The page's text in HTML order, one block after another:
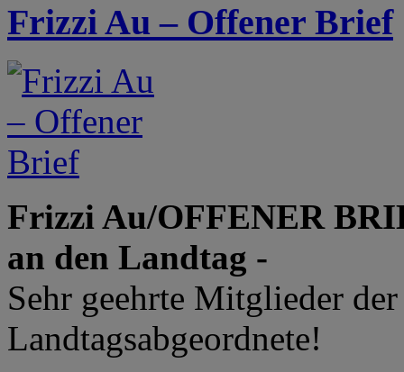
Frizzi Au – Offener Brief
Frizzi Au/OFFENER
an den Landtag -
Sehr geehrte Mitglieder
Landtagsabgeordnete!